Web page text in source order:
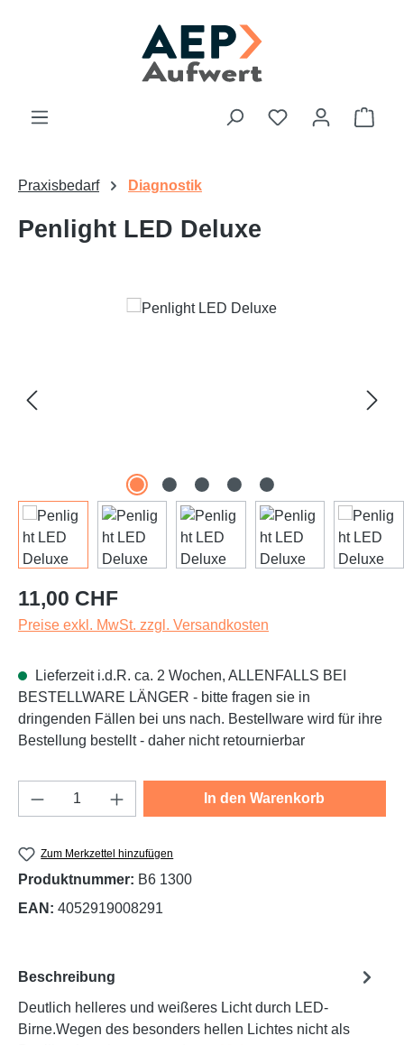
Du hast 0
Praxisbedarf Diagnostik
Penlight LED Deluxe
Bildergalerie überspringen
Regulärer Preis:
11,00 CHF
Preise exkl. MwSt. zzgl. Versandkosten
Lieferzeit i.d.R. ca. 2 Wochen, ALLENFALLS BEI
BESTELLWARE LÄNGER - bitte fragen sie in
dringenden Fällen bei uns nach. Bestellware wird für ihre
Bestellung bestellt - daher nicht retournierbar
Produkt Anzahl: Gib den gewünschten
In den Warenkorb
Zum Merkzettel hinzufügen
Produktnummer: B6 1300
EAN: 4052919008291
Beschreibung
Deutlich helleres und weißeres Licht durch LED-
Birne.Wegen des besonders hellen Lichtes nicht als